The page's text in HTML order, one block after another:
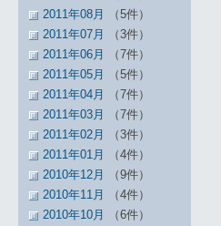
2011年08月
（5件）
2011年07月
（3件）
2011年06月
（7件）
2011年05月
（5件）
2011年04月
（7件）
2011年03月
（7件）
2011年02月
（3件）
2011年01月
（4件）
2010年12月
（9件）
2010年11月
（4件）
2010年10月
（6件）